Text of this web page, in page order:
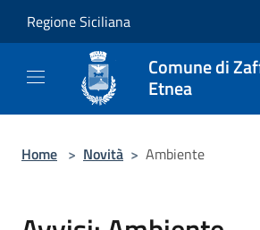
Regione Siciliana
Comune di
Etnea
Home > Novità > Ambiente